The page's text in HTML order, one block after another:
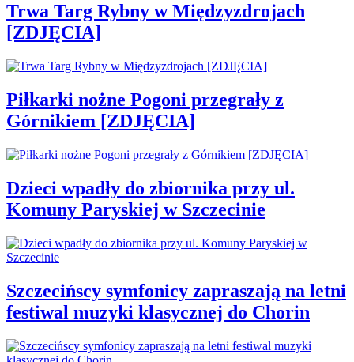
Trwa Targ Rybny w Międzyzdrojach
[ZDJĘCIA]
Piłkarki nożne Pogoni przegrały z
Górnikiem [ZDJĘCIA]
Dzieci wpadły do zbiornika przy ul.
Komuny Paryskiej w Szczecinie
Szczecińscy symfonicy zapraszają na letni
festiwal muzyki klasycznej do Chorin